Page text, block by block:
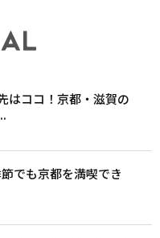
はココ！京都・滋賀の
でも京都を満喫でき